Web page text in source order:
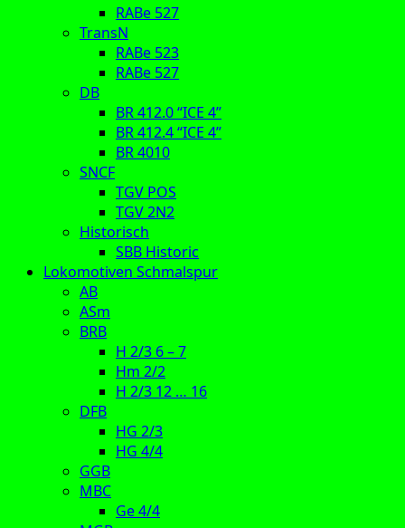
RABe 527
TransN
RABe 523
RABe 527
DB
BR 412.0 “ICE 4”
BR 412.4 “ICE 4”
BR 4010
SNCF
TGV POS
TGV 2N2
Historisch
SBB Historic
Lokomotiven Schmalspur
AB
ASm
BRB
H 2/3 6 – 7
Hm 2/2
H 2/3 12 … 16
DFB
HG 2/3
HG 4/4
GGB
MBC
Ge 4/4